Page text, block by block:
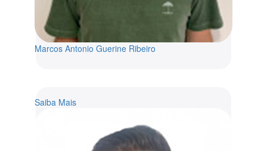
Marcos Antonio Guerine Ribeiro
Saiba Mais